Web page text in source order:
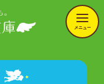
メニュー